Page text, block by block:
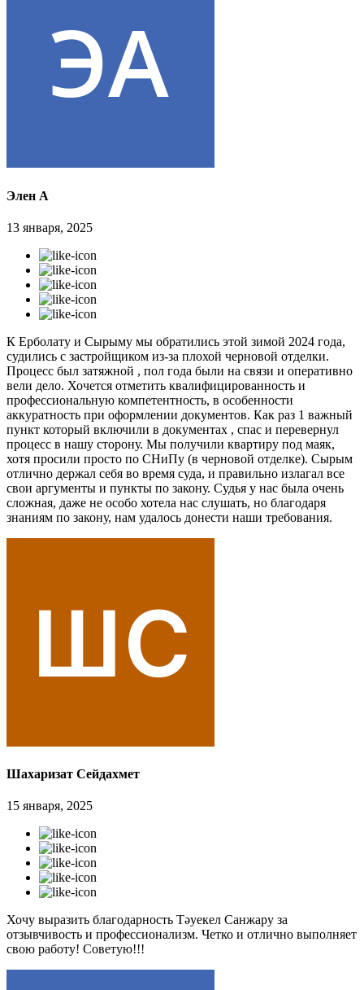
Элен А
13 января, 2025
К Ерболату и Сырыму мы обратились этой зимой 2024 года,
судились с застройщиком из-за плохой черновой отделки.
Процесс был затяжной , пол года были на связи и оперативно
вели дело. Хочется отметить квалифицированность и
профессиональную компетентность, в особенности
аккуратность при оформлении документов. Как раз 1 важный
пункт который включили в документах , спас и перевернул
процесс в нашу сторону. Мы получили квартиру под маяк,
хотя просили просто по СНиПу (в черновой отделке). Сырым
отлично держал себя во время суда, и правильно излагал все
свои аргументы и пункты по закону. Судья у нас была очень
сложная, даже не особо хотела нас слушать, но благодаря
знаниям по закону, нам удалось донести наши требования.
Шахаризат Сейдахмет
15 января, 2025
Хочу выразить благодарность Тәуекел Санжару за
отзывчивость и профессионализм. Четко и отлично выполняет
свою работу! Советую!!!